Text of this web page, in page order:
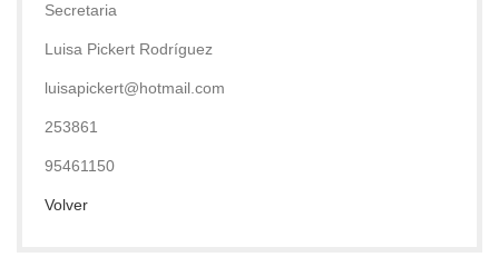
Secretaria
Luisa Pickert Rodríguez
luisapickert@hotmail.com
253861
95461150
Volver